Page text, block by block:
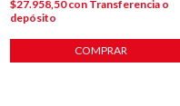
$27.958,50con Transferencia o
depósito
COMPRAR